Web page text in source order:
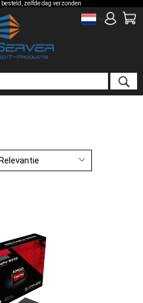
zelfde dag verzonden